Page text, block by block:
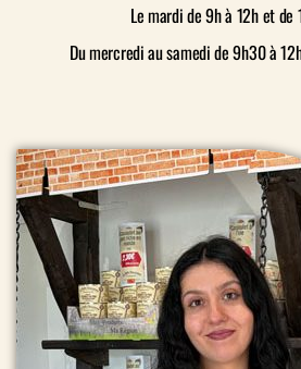
riche en viande
Authentique
de Toulouse
Authentique
saucisses de
Le mardi de 9h à 12h et de
Du mercredi au samedi de 9h30 à